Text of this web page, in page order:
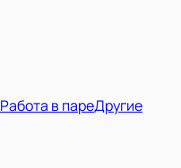
Работа в пареДругие